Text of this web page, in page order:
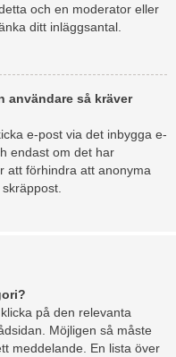
och en moderator eller
ditt inläggsantal.
användare så kräver
e-post via det inbygga e-
endast om det har
att förhindra att anonyma
på den relevanta
Möjligen så måste
meddelande. En lista över